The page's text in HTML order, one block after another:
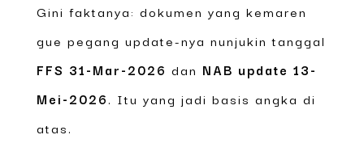
Gini faktanya: dokumen yang kemaren
gue pegang update-nya nunjukin tanggal
FFS 31-Mar-2026 dan NAB update 13-
Mei-2026. Itu yang jadi basis angka di
atas.